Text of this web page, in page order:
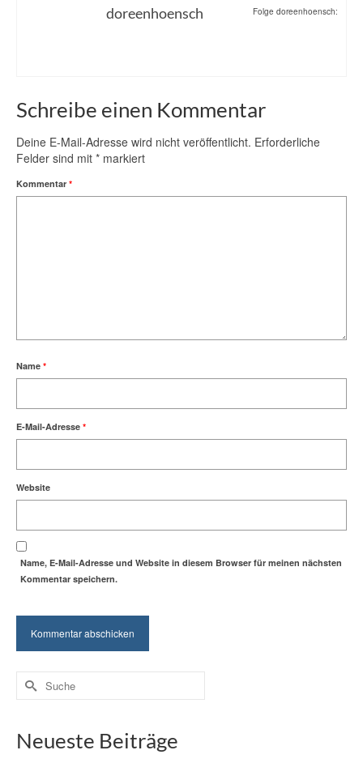
Folge doreenhoensch:
doreenhoensch
Schreibe einen Kommentar
Deine E-Mail-Adresse wird nicht veröffentlicht. Erforderliche
Felder sind mit * markiert
Kommentar *
Name *
E-Mail-Adresse *
Website
Name, E-Mail-Adresse und Website in diesem Browser für meinen nächsten
Kommentar speichern.
Suche
nach:
Neueste Beiträge